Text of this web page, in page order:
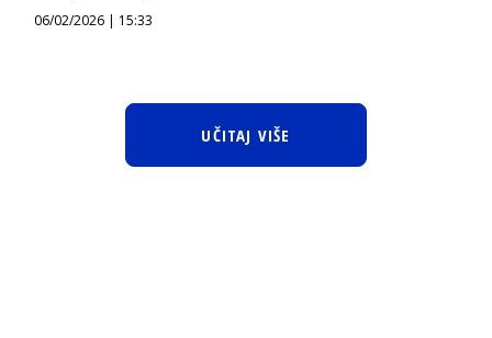
06/02/2026 | 15:33
UČITAJ VIŠE